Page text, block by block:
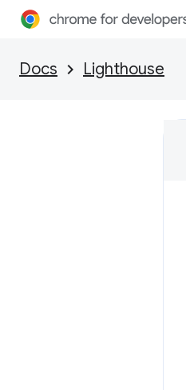
Docs Lighthouse